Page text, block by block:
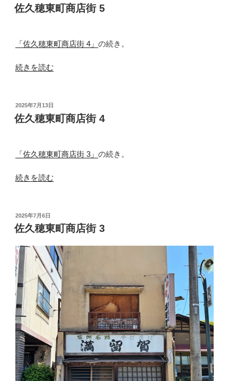
町
街
の
稿
日:
佐久穂東町商店街 5
「佐久穂東町商店街 4」 の続き。
“佐
東
町
街
の
続きを読む
投
稿
日:
2025年7月13日
佐久穂東町商店街 4
「佐久穂東町商店街 3」 の続き。
“佐
東
町
店
街
4”
の
続きを読む
投
稿
日:
2025年7月6日
佐久穂東町商店街 3